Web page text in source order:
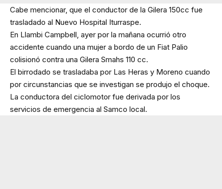
Cabe mencionar, que el conductor de la Gilera 150cc fue
trasladado al Nuevo Hospital Iturraspe.
En Llambi Campbell, ayer por la mañana ocurrió otro
accidente cuando una mujer a bordo de un Fiat Palio
colisionó contra una Gilera Smahs 110 cc.
El birrodado se trasladaba por Las Heras y Moreno cuando
por circunstancias que se investigan se produjo el choque.
La conductora del ciclomotor fue derivada por los
servicios de emergencia al Samco local.